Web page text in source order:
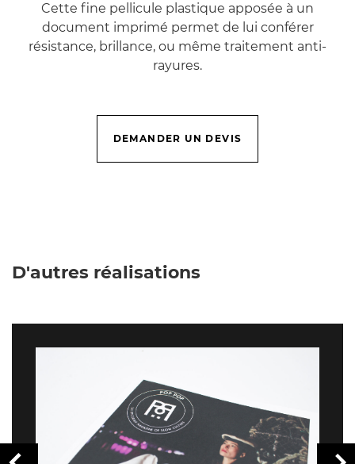
Cette fine pellicule plastique apposée à un
document imprimé permet de lui conférer
résistance, brillance, ou même traitement anti-
rayures.
DEMANDER UN DEVIS
D'autres réalisations